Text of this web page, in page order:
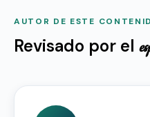
AUTOR DE ESTE
Revisado por el